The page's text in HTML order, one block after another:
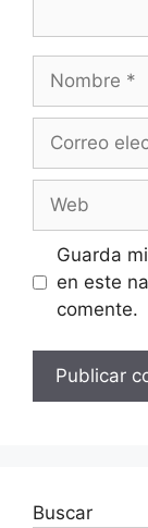
electrónico
Guarda
en este
comente.
Buscar